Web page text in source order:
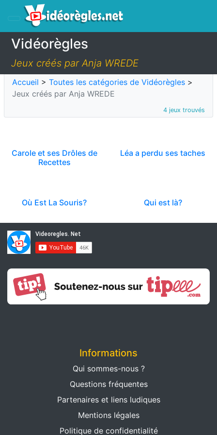
Vidéorègles
Jeux créés par Anja WREDE
Accueil > Toutes les catégories de Vidéorègles >
Jeux créés par Anja WREDE
4 jeux trouvés
Carole et ses Drôles de
Recettes
Léa a perdu ses taches
Où Est La Souris? Qui est là?
Informations
Qui sommes-nous ?
Questions fréquentes
Partenaires et liens ludiques
Mentions légales
Politique de confidentialité